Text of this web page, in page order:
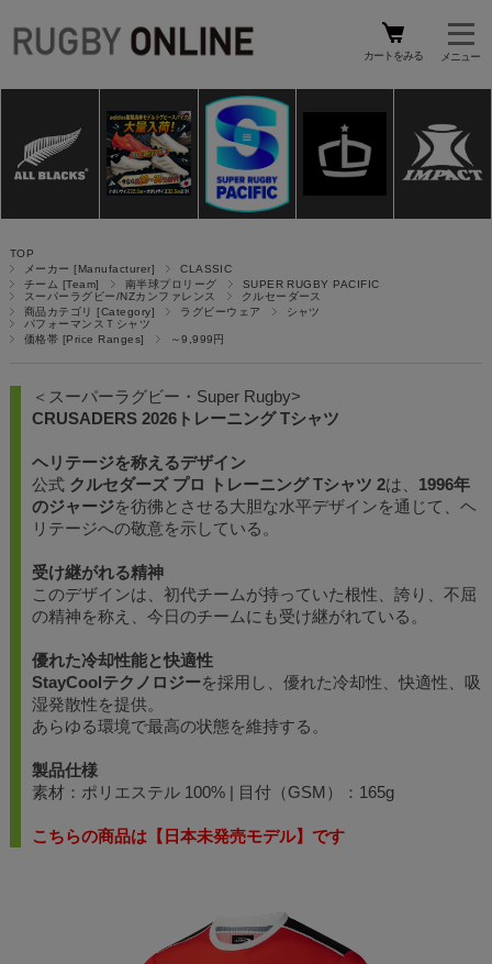
カートをみる
TOP
メーカー [Manufacturer]
CLASSIC
チーム [Team]
南半球プロリーグ
SUPER RUGBY PACIFIC
スーパーラグビー/NZカンファレンス
クルセーダース
商品カテゴリ [Category]
ラグビーウェア
シャツ
パフォーマンスＴシャツ
価格帯 [Price Ranges]
～9,999円
＜スーパーラグビー・Super Rugby>
CRUSADERS 2026トレーニング Tシャツ
ヘリテージを称えるデザイン
公式 クルセダーズ プロ トレーニング Tシャツ 2は、 1996年
のジャージを彷彿とさせる大胆な水平デザインを通じて、ヘ
リテージへの敬意を示している。
受け継がれる精神
このデザインは、初代チームが持っていた根性、誇り、不屈
の精神を称え、今日のチームにも受け継がれている。
優れた冷却性能と快適性
StayCoolテクノロジーを採用し、優れた冷却性、快適性、吸
湿発散性を提供。
あらゆる環境で最高の状態を維持する。
製品仕様
素材：ポリエステル 100% | 目付（GSM）：165g
こちらの商品は【日本未発売モデル】です